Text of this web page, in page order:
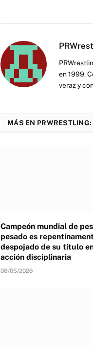
en 1999.
veraz y
MÁS EN PRWRESTLING:
Campeón mundial de
pesado es
despojado de su título
acción disciplinaria
08/05/2026